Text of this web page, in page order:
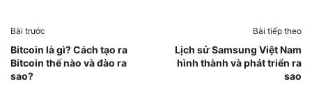
Bài trước
Bitcoin là gì? Cách tạo ra
Bitcoin thế nào và đào ra
sao?
Bài tiếp theo
Lịch sử Samsung Việt Nam
hình thành và phát triển ra
sao